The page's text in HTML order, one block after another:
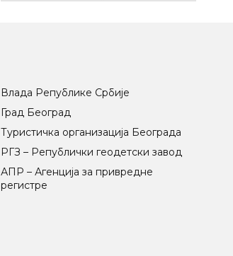
Влада Републике Србије
Град Београд
Туристичка организација Београда
РГЗ – Републички геодетски завод
АПР – Агенција за привредне
регистре